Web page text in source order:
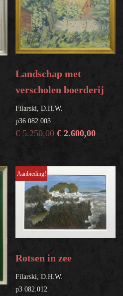
Landschap met
verscholen boerderij
Filarski, D.H.W.
p36 082.003
€5.250,00 € 2.600,00
Aanbieding!
Rotsen in zee
Filarski, D.H.W.
p3 082.012